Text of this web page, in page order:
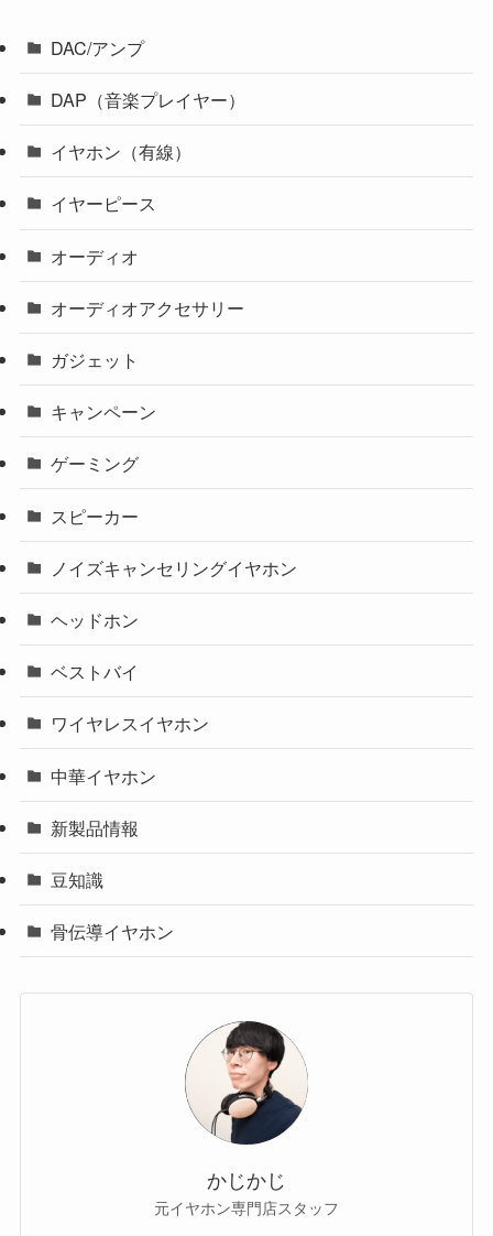
DAC/アンプ
DAP（音楽プレイヤー）
イヤホン（有線）
イヤーピース
オーディオ
オーディオアクセサリー
ガジェット
キャンペーン
ゲーミング
スピーカー
ノイズキャンセリングイヤホン
ヘッドホン
ベストバイ
ワイヤレスイヤホン
中華イヤホン
新製品情報
豆知識
骨伝導イヤホン
かじかじ
元イヤホン専門店スタッフ